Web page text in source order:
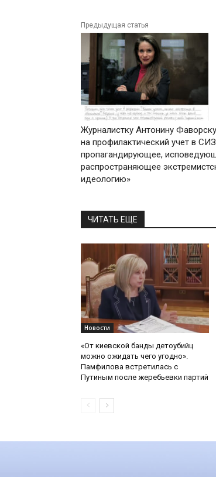
Предыдущая статья
Журналистку Антонину
на профилактический учет в
пропагандирующее,
распространяющее
идеологию»
ЧИТАТЬ ЕЩЕ
Новости
«От киевской банды детоубийц
можно ожидать чего угодно».
Памфилова встретилась с
Путиным после жеребьевки партий